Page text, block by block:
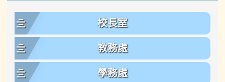
校長室
教務處
學務處